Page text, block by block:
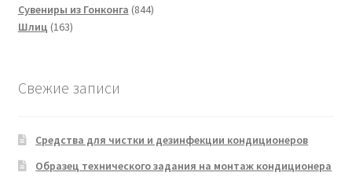
товаров
Сувениры из Гонконга 844844
Шлиц 163163
Свежие записи
Средства для чистки и дезинфекции кондиционеров
Образец технического задания на монтаж кондиционера